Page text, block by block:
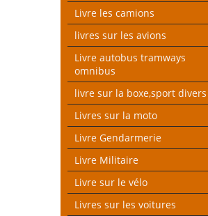
Livre les camions
livres sur les avions
Livre autobus tramways
omnibus
livre sur la boxe,sport divers
Livres sur la moto
Livre Gendarmerie
Livre Militaire
Livre sur le vélo
Livres sur les voitures